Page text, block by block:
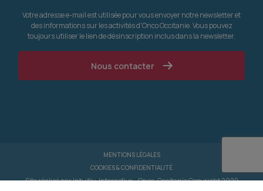
Votre adresse e-mail est utilisée pour vous envoyer notre newsletter et
des informations sur les activités d'Onco Occitanie. Vous pouvez
toujours utiliser le lien de désinscription inclus dans la newsletter.
Nous contacter
MENTIONS LÉGALES
COOKIES & CONFIDENTIALITÉ
Site réalisé parIntuitiv-Interactive- Onco-Occitanie Copyright 2022